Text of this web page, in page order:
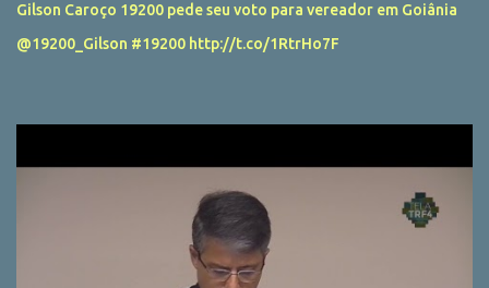
Gilson Caroço 19200 pede seu voto para vereador em Goiânia
@19200_Gilson #19200 http://t.co/1RtrHo7F